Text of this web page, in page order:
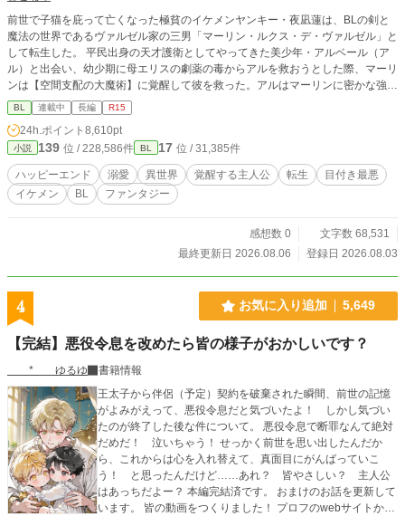
前世で子猫を庇って亡くなった極貧のイケメンヤンキー・夜凪蓮は、BLの剣と
魔法の世界であるヴァルゼル家の三男「マーリン・ルクス・デ・ヴァルゼル」と
して転生した。 平民出身の天才護衛としてやってきた美少年・アルベール（ア
ル）と出会い、幼少期に母エリスの劇薬の毒からアルを救おうとした際、マーリ
ンは【空間支配の大魔術】に覚醒して彼を救った。アルはマーリンに密かな強烈
な恋心を抱いており、毎夜エリスに「本日のマーリン報告」を行っている。 当
主である父ヴィンセントや双子の兄たち、さらに母方の祖父母は、マーリンを
「ヴァルゼル家の至宝」「天使」と呼び、過剰なまでの溺愛を注いでいる。しか
し、中身がビビりな小心者であるマーリンは、その重すぎるプレッシャーに日々
怯え、憂鬱を感じていた。 歴史や一族の家系図を学ぶ中、マーリンは母エリス
の名前からミドルネーム「ルクス」が抜けていることに気づく。母が冷遇されて
いるという壮大な勘違いをしたマーリンは、ショックのあまり発作的に魔力を暴
BL 連載中 長編 R15
24h.ポイント 8,610pt
小説 139 位 / 228,586件 BL 17 位 / 31,385件
ハッピーエンド 溺愛 異世界 覚醒する主人公 転生
目付き最悪
イケメン
BL ファンタジー
感想数 0
文字数 68,531
最終更新日 2026.08.06
登録日 2026.08.03
4 お気に入り追加 5,649
【完結】悪役令息を改めたら皆の様子がおかしいです？
* ゆるゆ
書籍情報
王太子から伴侶（予定）契約を破棄された瞬間、前世の記憶
がよみがえって、悪役令息だと気づいたよ！ しかし気づい
たのが終了した後な件について。 悪役令息で断罪なんて絶対
だめだ！ 泣いちゃう！ せっかく前世を思い出したんだか
ら、これからは心を入れ替えて、真面目にがんばっていこ
う！ と思ったんだけど……あれ？ 皆やさしい？ 主人公
はあっちだよー？ 本編完結済です。 おまけのお話を更新して
います。 皆の動画をつくりました！ プロフのwebサイトから